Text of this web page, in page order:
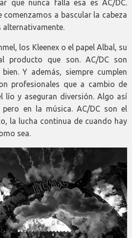
que nunca falla esa es AC/DC.
a bascular la cabeza
alternativamente.
los Kleenex o el papel Albal, su
producto que son. AC/DC son
Y además, siempre cumplen
profesionales que a cambio de
lío y aseguran diversión. Algo así
en la música. AC/DC son el
la lucha continua de cuando hay
sea.